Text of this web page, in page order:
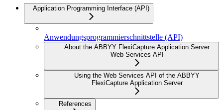
Application Programming Interface (API)
Anwendungsprogrammierschnittstelle (API)
About the ABBYY FlexiCapture Application Server
Web Services API
Using the Web Services API of the ABBYY
FlexiCapture Application Server
References